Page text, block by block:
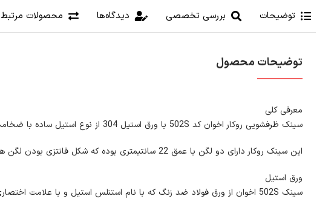
توضیحات بررسی تخصصی دیدگاه‌ها محصولات مرتبط
توضیحات محصول
معرفی کلی
سینک ظرفشویی روکار اخوان کد 502S با ورق استیل 304 از نوع استیل ساده با ضخامت ورق 0/8 میلیمتری است.
این سینک روکار دارای دو لگن با عمق 22 سانتیمتری بوده که شکل فانتزی بودن لگن ها زیبایی منحصر به فردی برای این سینک رقم زده است
ورق استیل
سینک 502S اخوان از ورق فولاد ضد زنگ که با نام استنلس استیل و با علامت اختصاری AS304 در بازار شناخته می شود ساخته شده که ضخامت ورق آن به 0/8 میلیمتر می رسد.